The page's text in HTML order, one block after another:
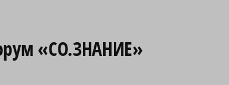
«СО.ЗНАНИЕ»